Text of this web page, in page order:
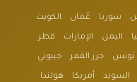
سوريا عُمان الكويت
اليمن الإمارات قطر
تونس جزر القمر جيبوتي
السويد أمريكا هولندا